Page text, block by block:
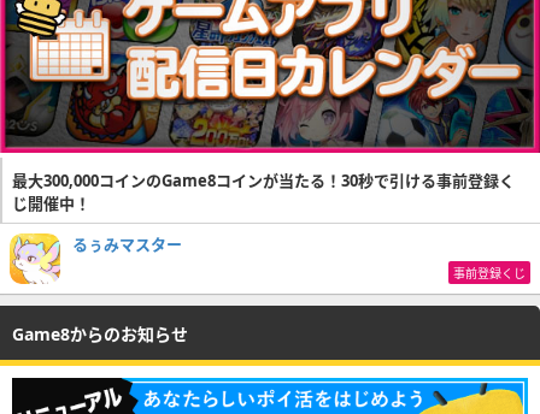
最大300,000コインのGame8コインが当たる！30秒で引ける事前登録く
じ開催中！
るぅみマスター
事前登録くじ
Game8からのお知らせ